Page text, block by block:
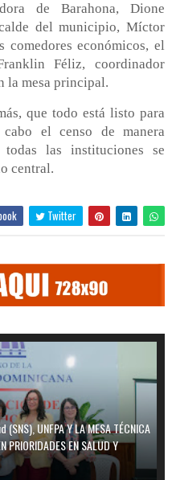
de Barahona, Dione
del municipio, Míctor
comedores económicos, el
Féliz, coordinador
la mesa principal.
que todo está listo para
el censo de manera
las instituciones se
central.
Twitter
UNFPA Y LA MESA TÉCNICA
PRIORIDADES EN SALUD Y